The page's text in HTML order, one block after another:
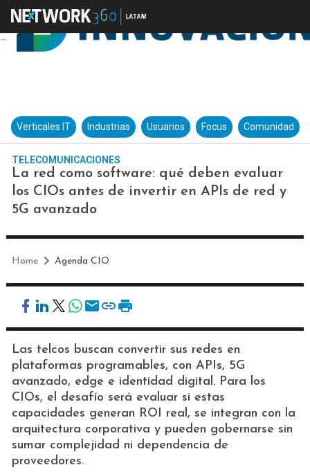
Verticales IT Industrias Usuarios Focus Comunidad
TELECOMUNICACIONES
La red como software: qué deben evaluar
los CIOs antes de invertir en APIs de red y
5G avanzado
Home Agenda CIO
Las telcos buscan convertir sus redes en
plataformas programables, con APIs, 5G
avanzado, edge e identidad digital. Para los
CIOs, el desafío será evaluar si estas
capacidades generan ROI real, se integran con la
arquitectura corporativa y pueden gobernarse sin
sumar complejidad ni dependencia de
proveedores.